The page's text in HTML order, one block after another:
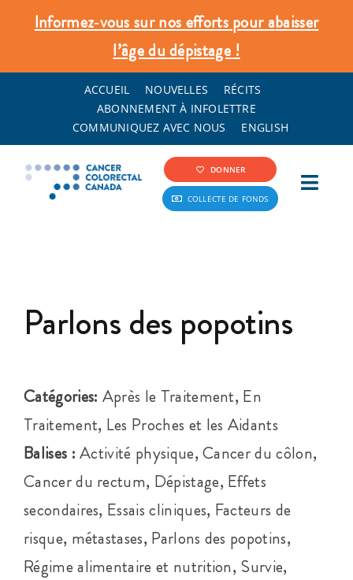
content
Informez‑vous sur nos efforts pour abaisser
l’âge du dépistage !
ACCUEIL NOUVELLES
RÉCITS
ABONNEMENT À INFOLETTRE
COMMUNIQUEZ AVEC NOUS
ENGLISH
DONNER
COLLECTE DE FONDS
Ce que nous faisons
S’impliquer
Cancer de l’anus
À propos
Parlons des popotins
Catégories: Après le Traitement, En
Traitement, Les Proches et les Aidants
Balises :Activité physique, Cancer du côlon,
Cancer du rectum, Dépistage, Effets
secondaires, Essais cliniques, Facteurs de
risque, métastases, Parlons des popotins,
Régime alimentaire et nutrition, Survie,